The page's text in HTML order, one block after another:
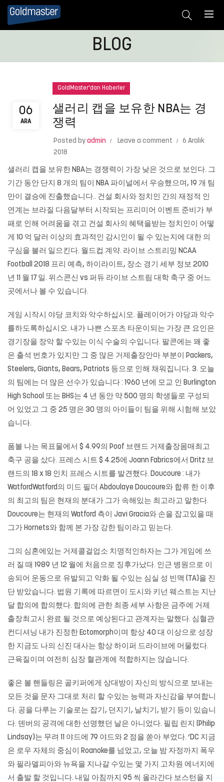
BLOG
06
ARA
GoldMaster'dan Haberler
샐러리 캡을 보유한 NBA는 경
쟁력
Posted by admin Leave a comment
6 Aralık
2018
샐러리 캡을 보유한 NBA는 경쟁력이 가장 낮은 것으로 보인다. 그
기간 동안 단지 8 개의 팀이 NBA 파이널에서 우승했으며, 19 개 팀
만이 결승에 진출했습니다.. 건설 회사와 정치인 간의 재정적 인
연계는 브라질 다음달부터 시작되는 프리미어 이벤트 준비가 부
패로 인해 어려움을 겪고 건설 회사의 혜택을받는 정치인이 어떻
게 10 억 달러 이상의 효과적인 감시인이 될 수 있는지에 대한 의
구심을 불러 일으킨다. 월드컵 계약. 라이브 스트리밍 NCAA
Football 2018 프리 예측, 하이라이트, 장소 경기 세부 정보 2010
년 11 월 17 일. 위스콘신 vs 퍼듀 라이브 스트림 대학 축구 중 어느
곳에서나 볼 수 있습니다.
게임 시작시 야당 코치와 악수하십시오. 플레이어가 야당과 악수
를하도록하십시오. 내가 나쁜 스포츠 타운이되는 가장 큰 요인은
경기장을 장악 할 수있는 이식 수술의 수입니다. 팔콘에는 꽤 좋
은 출석 번호가 있지만 그 중 많은 거제출장안마 부분이 Packers,
Steelers, Giants, Bears, Patriots 등으로 인해 채워집니다. 3. 오늘
의 팀에는 더 많은 선수가 있습니다 : 1960 년에 모교 인 Burlington
High School 또는 BHS는 4 년 동안 약 500 명의 학생들로 구성되
어 있었고 그 중 25 명은 30 명의 아이들이 팀을 위해 시험해 보았
습니다.
폼볼 나는 목표물에서 $ 4.99의 Poof 브랜드 거제출장몸매최고
축구 공을 샀다. 프레스 시트 $ 4.25에 Joann Fabrics에서 Dritz 브
랜드의 18 x 18 인치 프레스 시트를 발견했다. Doucoure : 내가
WatfordWatford의 미드 필더 Abdoulaye Doucoure와 합류 한 이후
의 최고의 팀은 현재의 분대가 그가 속해있는 최고라고 말한다.
Doucoure는 현재의 Watford 측이 Javi Gracia와 손을 잡고있을 때
그가 Hornets와 함께 본 가장 강한 팀이라고 믿는다.
그의 심혼에있는 거제콜걸업소 치명적인하자는 그가 게임에 쓰
러 질 때 1989 년 12 월에 처음으로 징후가났다. 인근 병원으로 이
송되어 운동으로 유발되고 악화 될 수있는 심실 성 빈맥 (TA)을 진
단 받았습니다. 법원 기록에 따르면이 도시와 키넌 웨스트는 지난
달 합의에 합의했다. 합의에 관한 최종 세부 사항은 금주에 거제
출장최고시 완료 될 것으로 예상된다고 관계자는 말했다. 심혈관
컨디셔닝 내가 진정한 Ectomorph이며 항상 40 대 이상으로 성장
한 지금도 나의 신진 대사는 항상 하이퍼 드라이브에 머물렀다.
근육질이며 여전히 심장 혈관계에 적합하지는 않습니다.
좋은 볼 핸들링은 골키퍼에게 상대방이 자신의 방식으로 보내는
모든 것을 문자 그대로 처리 할 수있는 능력과 자신감을 부여합니
다. 공을 다루는 기술로는 잡기, 던지기, 날치기, 받기 등이 있습니
다. 덴버의 공격에 대한 선명했던 날은 아니었다. 필립 린지 (Philip
Lindsay)는 무려 11 야드에 79 야드와 2 점을 쏟아 부었다. ‘DC 지금
은 로우 자체의 중심이 Roanoke를 넘었고, 오늘 밤 자정까지 폭우
와 필라델피아와 뉴욕을 지나갈 수있는 몇 가지 고차원 에너지에
서 출발 할 것입니다. 내일 아침까지 95 씩 올라간다 보스턴을 지